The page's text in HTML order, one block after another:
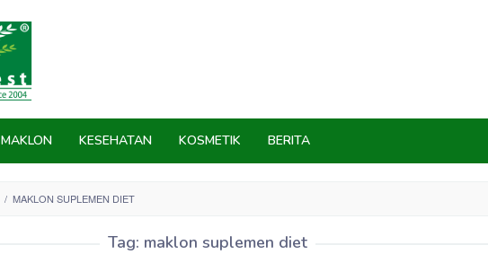
MAKLON KESEHATAN KOSMETIK BERITA
/ MAKLON SUPLEMEN DIET
Tag: maklon suplemen diet